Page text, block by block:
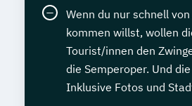
Wenn du nur schnell
kommen willst, wollen
Tourist/innen den
die Semperoper. Und
Inklusive Fotos und